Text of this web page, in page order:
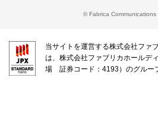
© Fabrica Communications
当サイトを運営する株式会社ファ
は、株式会社ファブリカホールデ
場 証券コード：4193）のグルー